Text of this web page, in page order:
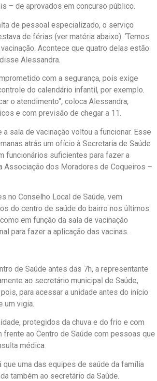
– de aprovados em concurso público.
de pessoal especializado, o serviço
de férias (ver matéria abaixo). ‘Temos
Acontece que quatro delas estão
Alessandra.
com a segurança, pois exige
do calendário infantil, por exemplo.
o atendimento”, coloca Alessandra,
e com previsão de chegar a 11.
a sala de vacinação voltou a funcionar. Esse
atrás um ofício à Secretaria de Saúde
funcionários suficientes para fazer a
Associação dos Moradores de Coqueiros –
no Conselho Local de Saúde, vem
do centro de saúde do bairro nos últimos
em função da sala de vacinação
para fazer a aplicação das vacinas.
de Saúde antes das 7h, a representante
ao secretário municipal de Saúde,
para acessar a unidade antes do início
um vigia.
protegidos da chuva e do frio e com
frente ao Centro de Saúde com pessoas que
médica.
que uma das equipes de saúde da família
também ao secretário da Saúde.